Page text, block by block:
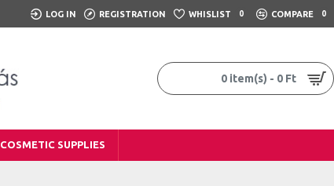
LOG IN REGISTRATION WHISLIST 0 COMPARE 0
0 item(s) - 0 Ft
COSMETIC SUPPLIES